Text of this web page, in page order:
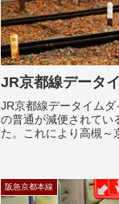
JR京都線データ
JR京都線データイム
の普通が減便されてい
た。これにより高槻～
阪急京都本線